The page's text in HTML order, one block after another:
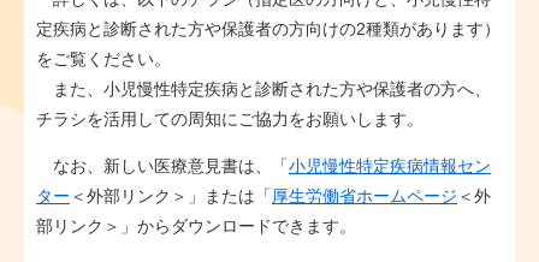
定疾病と診断された方や保護者の方向けの2種類があります）
をご覧ください。
また、小児慢性特定疾病と診断された方や保護者の方へ、
チラシを活用しての周知にご協力をお願いします。
なお、新しい医療意見書は、「小児慢性特定疾病情報セン
ター ＜外部リンク＞ 」または「厚生労働省ホームページ ＜外
部リンク＞ 」からダウンロードできます。